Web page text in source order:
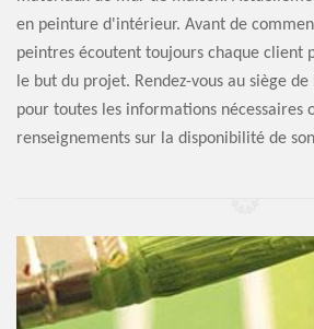
en peinture d'intérieur. Avant de
peintres écoutent toujours chaque client
le but du projet. Rendez-vous au siège
pour toutes les informations nécessaires
renseignements sur la disponibilité de